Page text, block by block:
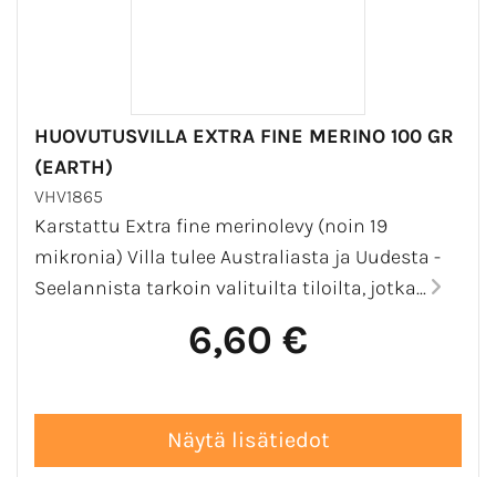
HUOVUTUSVILLA EXTRA FINE MERINO 100 GR
(EARTH)
VHV1865
Karstattu Extra fine merinolevy (noin 19
mikronia) Villa tulee Australiasta ja Uudesta -
Seelannista tarkoin valituilta tiloilta, jotka...
6,60 €